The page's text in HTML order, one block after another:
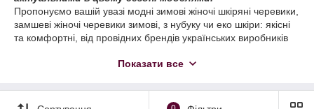
Пропонуємо вашій увазі модні зимові жіночі шкіряні черевики,
замшеві жіночі черевики зимові, з нубуку чи еко шкіри: якісні
та комфортні, від провідних брендів українських виробників
Велика розмірна сітка: 36-42, жіночі черевики 43
Показати все